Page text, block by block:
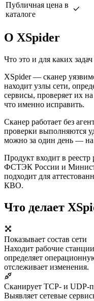
Публичная цена в
каталоге
О XSpider
Что это и для каких
XSpider — сканер
находит узлы сети,
сервисы, проверяет их
что именно исправить.
Сканер работает без
проверки выполняются
можно за один день — на
Продукт входит в
ФСТЭК России и
подходит для
КВО.
Что делает
Показывает состав сети
Находит рабочие
определяет
отслеживает изменения.
Сканирует TCP- и UDP-
Выявляет сетевые